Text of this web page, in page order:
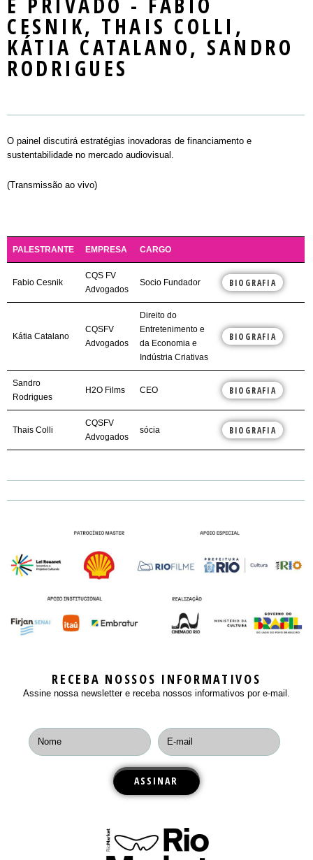
NOTÍCIAS
CONTATO
MASTERCLASS
WORKSHOPS
EXIBIÇÃO
RIOMARKET JOVEM
REGULAMENTO
INSCREVA-SE
PLAYERS
Mercado
PALESTRANTES E PLAYERS
CESNIK, THAIS COLLI,
KÁTIA CATALANO, SANDRO
RODRIGUES
O painel discutirá estratégias inovadoras de financiamento e
sustentabilidade no mercado audiovisual.
(Transmissão ao vivo)
PALESTRANTE EMPRESA CARGO
Fabio Cesnik
CQS FV
Advogados
Socio Fundador BIOGRAFIA
Kátia Catalano
CQSFV
Advogados
Direito do
Entretenimento e
da Economia e
Indústria Criativas
BIOGRAFIA
Sandro
Rodrigues
H2O Films CEO BIOGRAFIA
Thais Colli
CQSFV
Advogados
sócia BIOGRAFIA
RECEBA NOSSOS INFORMATIVOS
Assine nossa newsletter e receba nossos informativos por e-mail.